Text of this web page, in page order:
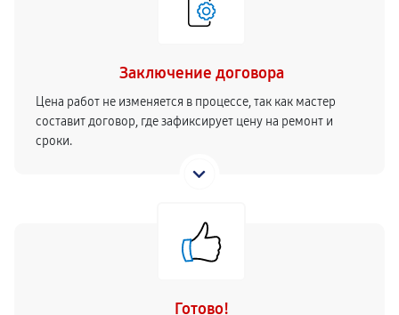
Заключение договора
Цена работ не изменяется в процессе, так как мастер
составит договор, где зафиксирует цену на ремонт и
сроки.
Готово!